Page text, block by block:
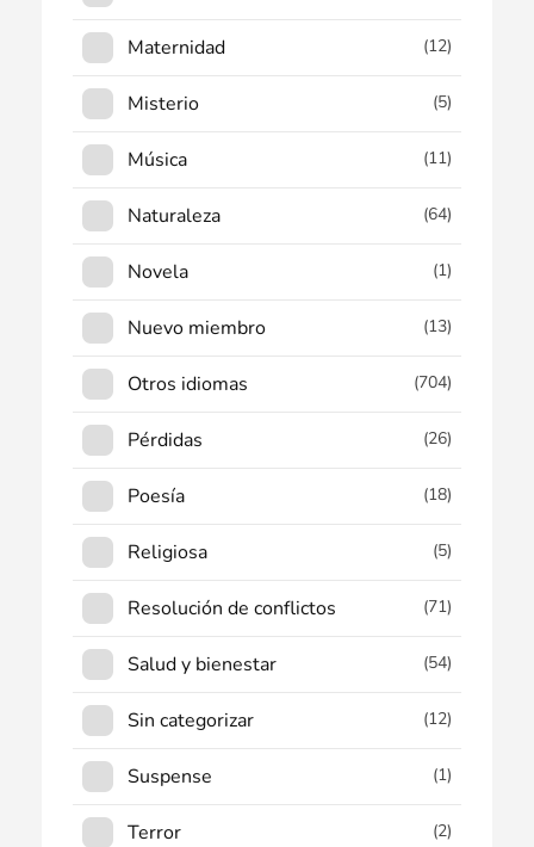
Maternidad (12)
Misterio (5)
Música (11)
Naturaleza (64)
Novela (1)
Nuevo miembro (13)
Otros idiomas (704)
Pérdidas (26)
Poesía (18)
Religiosa (5)
Resolución de conflictos (71)
Salud y bienestar (54)
Sin categorizar (12)
Suspense (1)
Terror (2)